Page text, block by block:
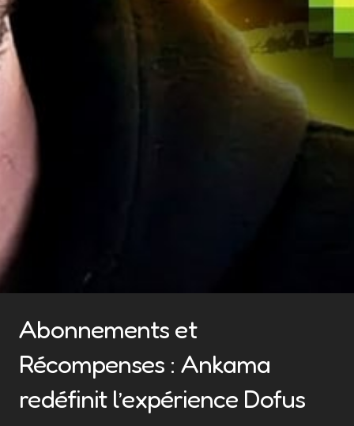
Abonnements et
Récompenses : Ankama
redéfinit l’expérience Dofus